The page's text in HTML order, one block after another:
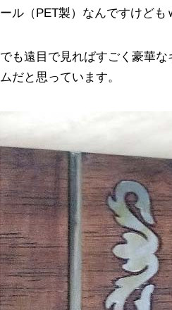
ール（PET製）なんですけども
でも遠目で見ればすごく豪華
ムだと思っています。